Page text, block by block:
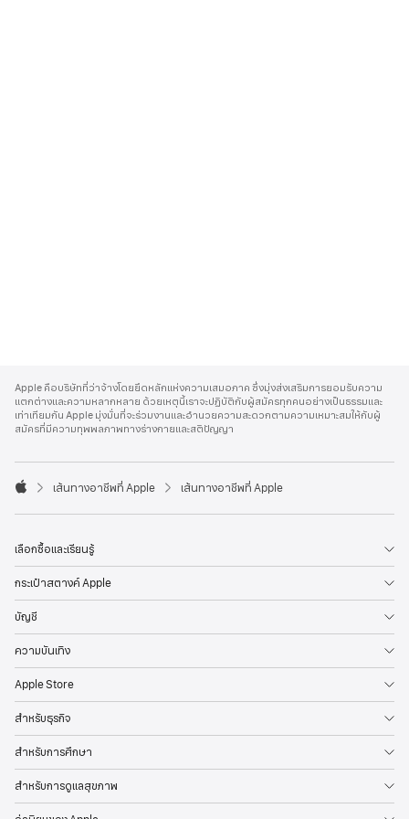
p
p
l
e
o
t
r
Apple คือบริษัทที่ว่าจ้างโดยยึดหลักแห่งความเสมอภาค ซึ่งมุ่งส่งเสริมการยอมรับความ
แตกต่างและความหลากหลาย ด้วยเหตุนี้เราจะปฏิบัติกับผู้สมัครทุกคนอย่างเป็นธรรมและ
เท่าเทียมกัน Apple มุ่งมั่นที่จะร่วมงานและอำนวยความสะดวกตามความเหมาะสมให้กับผู้
สมัครที่มีความทุพพลภาพทางร่างกายและสติปัญญา

p
l
เส้นทางอาชีพที่ Apple เส้นทางอาชีพที่ Apple
เลือกซื้อและเรียนรู้
กระเป๋าสตางค์ Apple
บัญชี
ความบันเทิง
Apple Store
สำหรับธุรกิจ
สำหรับการศึกษา
สำหรับการดูแลสุขภาพ